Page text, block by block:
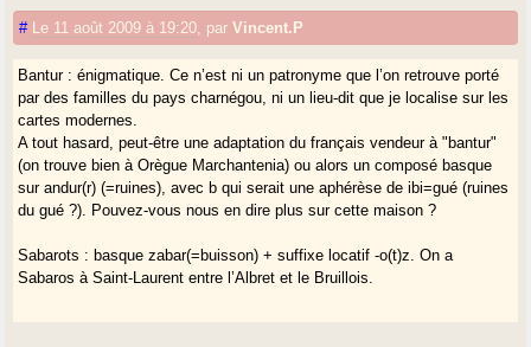
# Le 11 août 2009 à 19:20 parVincent.P
Bantur : énigmatique. Ce n’est ni un patronyme que l’on retrouve porté
par des familles du pays charnégou, ni un lieu-dit que je localise sur les
cartes modernes.
A tout hasard, peut-être une adaptation du français vendeur à "bantur"
(on trouve bien à Orègue Marchantenia) ou alors un composé basque
sur andur(r) (=ruines), avec b qui serait une aphérèse de ibi=gué (ruines
du gué ?). Pouvez-vous nous en dire plus sur cette maison ?
Sabarots : basque zabar(=buisson) + suffixe locatif -o(t)z. On a
Sabaros à Saint-Laurent entre l’Albret et le Bruillois.